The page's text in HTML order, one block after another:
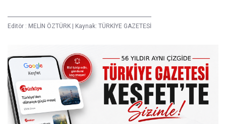
Editör : MELİN ÖZTÜRK | Kaynak: TÜRKİYE GAZETESİ